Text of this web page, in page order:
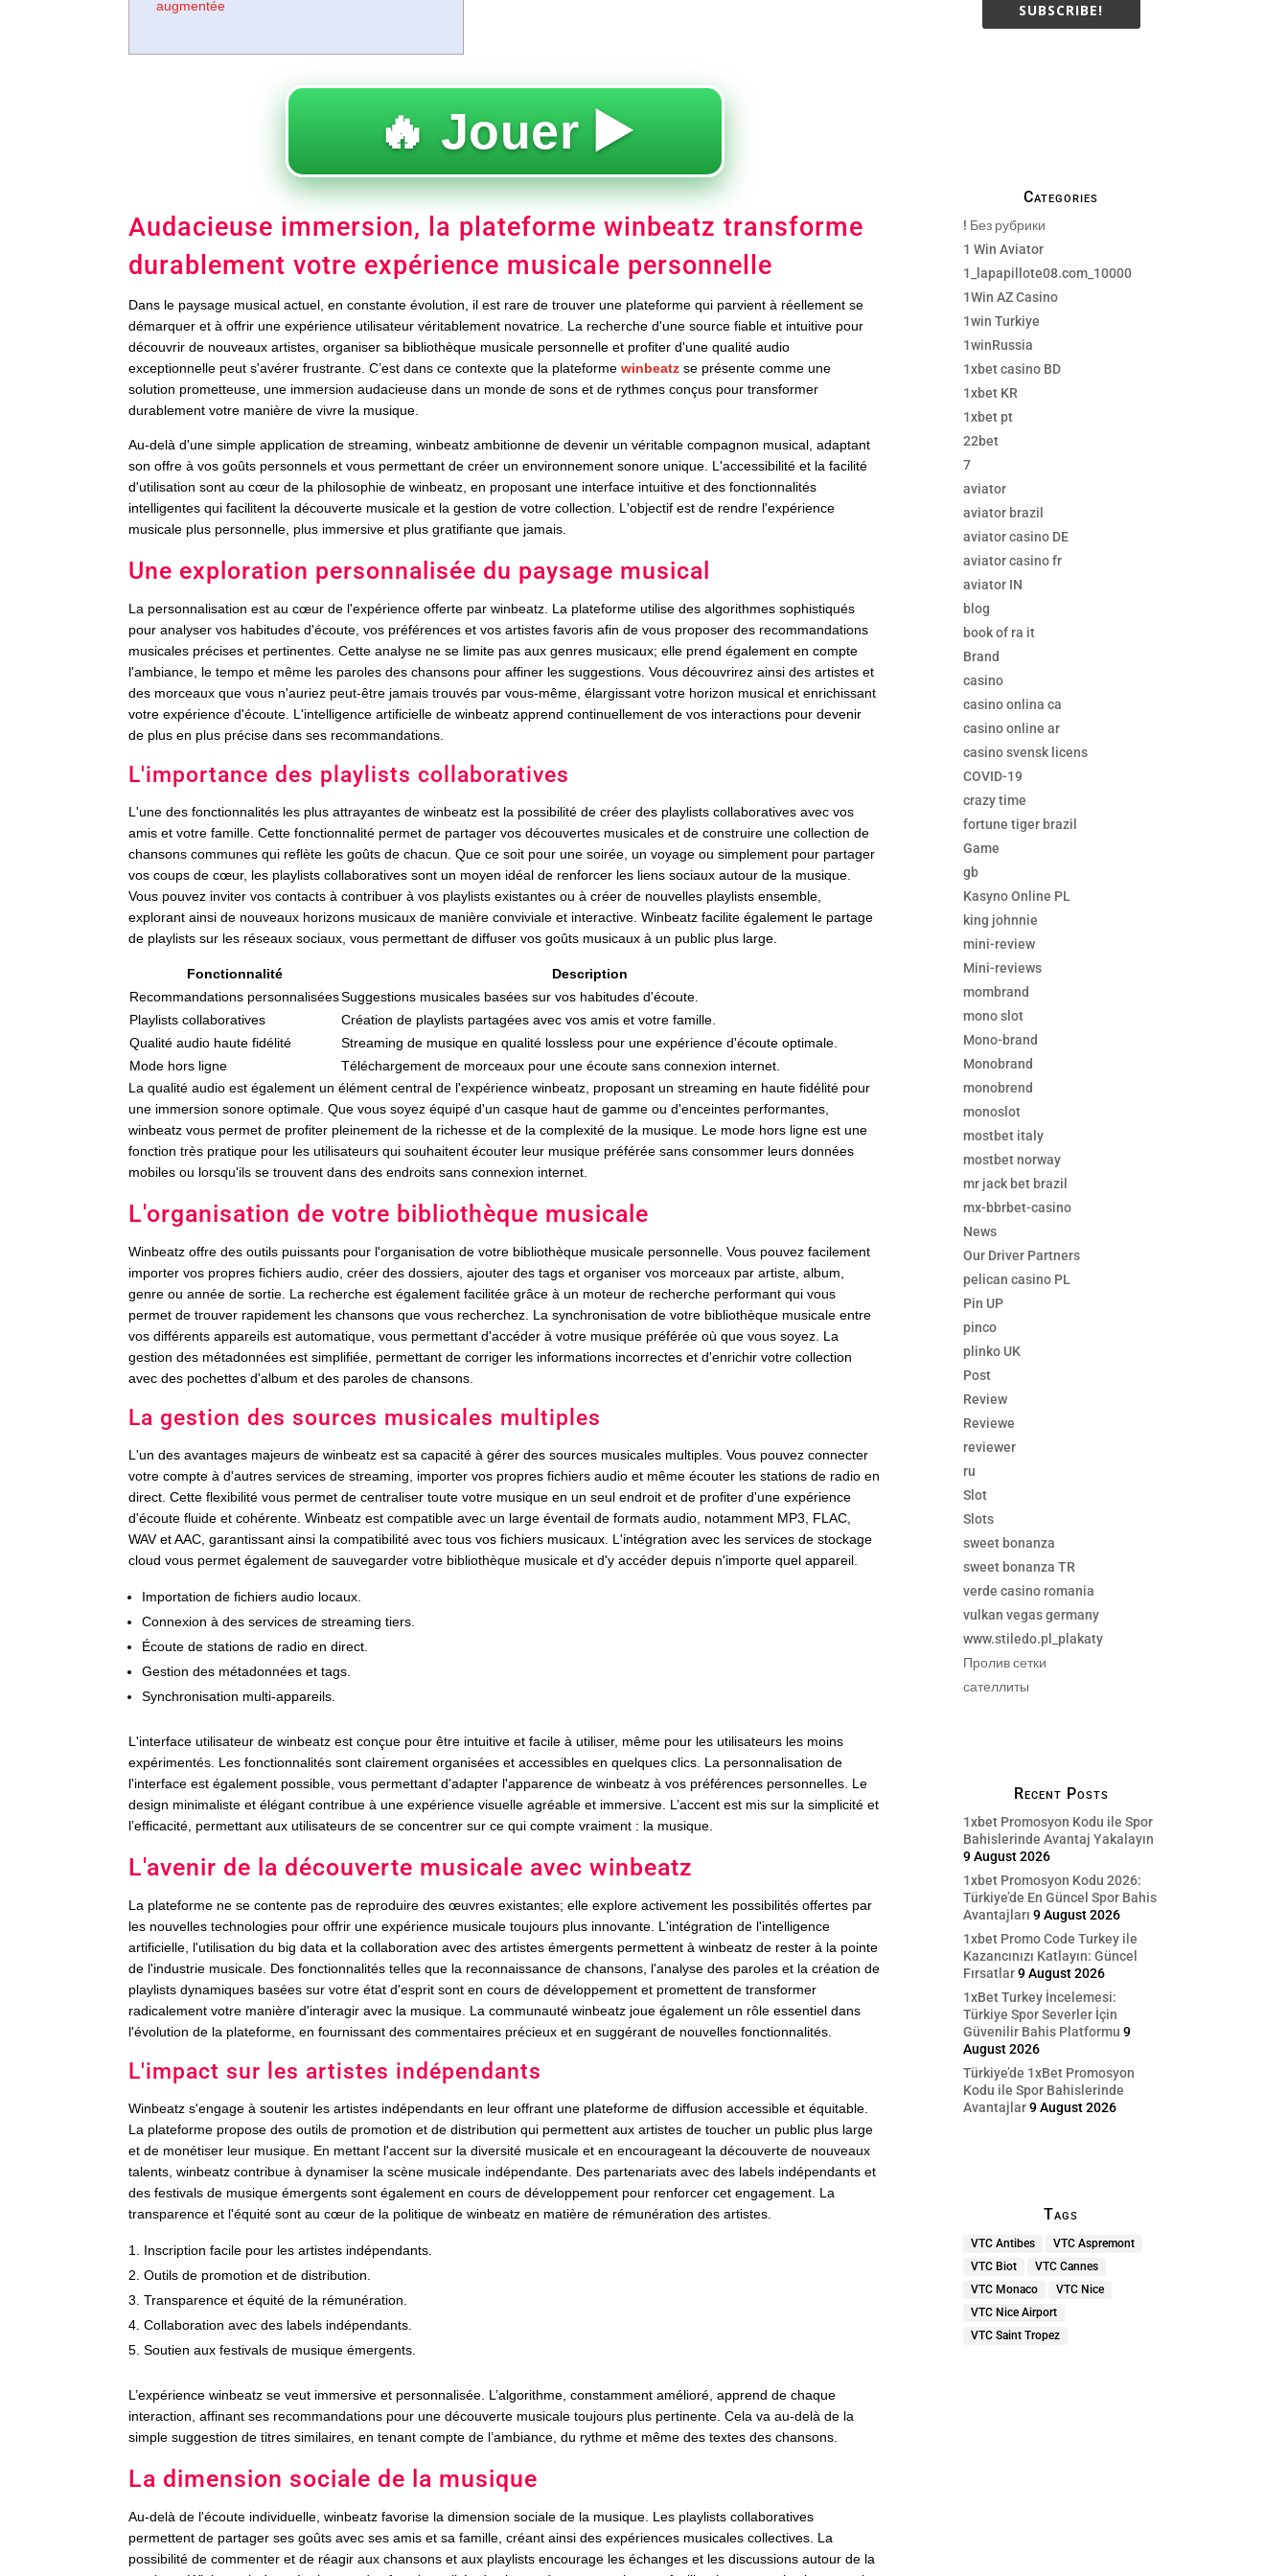
augmentée
🔥 Jouer ▶️
Audacieuse immersion, la plateforme winbeatz transforme
durablement votre expérience musicale personnelle
Dans le paysage musical actuel, en constante évolution, il est rare de trouver une plateforme qui parvient à réellement se
démarquer et à offrir une expérience utilisateur véritablement novatrice. La recherche d'une source fiable et intuitive pour
découvrir de nouveaux artistes, organiser sa bibliothèque musicale personnelle et profiter d'une qualité audio
exceptionnelle peut s'avérer frustrante. C’est dans ce contexte que la plateformewinbeatz se présente comme une
solution prometteuse, une immersion audacieuse dans un monde de sons et de rythmes conçus pour transformer
durablement votre manière de vivre la musique.
Au-delà d'une simple application de streaming, winbeatz ambitionne de devenir un véritable compagnon musical, adaptant
son offre à vos goûts personnels et vous permettant de créer un environnement sonore unique. L'accessibilité et la facilité
d'utilisation sont au cœur de la philosophie de winbeatz, en proposant une interface intuitive et des fonctionnalités
intelligentes qui facilitent la découverte musicale et la gestion de votre collection. L'objectif est de rendre l'expérience
musicale plus personnelle, plus immersive et plus gratifiante que jamais.
Une exploration personnalisée du paysage musical
La personnalisation est au cœur de l'expérience offerte par winbeatz. La plateforme utilise des algorithmes sophistiqués
pour analyser vos habitudes d'écoute, vos préférences et vos artistes favoris afin de vous proposer des recommandations
musicales précises et pertinentes. Cette analyse ne se limite pas aux genres musicaux; elle prend également en compte
l'ambiance, le tempo et même les paroles des chansons pour affiner les suggestions. Vous découvrirez ainsi des artistes et
des morceaux que vous n'auriez peut-être jamais trouvés par vous-même, élargissant votre horizon musical et enrichissant
votre expérience d'écoute. L'intelligence artificielle de winbeatz apprend continuellement de vos interactions pour devenir
de plus en plus précise dans ses recommandations.
L'importance des playlists collaboratives
L'une des fonctionnalités les plus attrayantes de winbeatz est la possibilité de créer des playlists collaboratives avec vos
amis et votre famille. Cette fonctionnalité permet de partager vos découvertes musicales et de construire une collection de
chansons communes qui reflète les goûts de chacun. Que ce soit pour une soirée, un voyage ou simplement pour partager
vos coups de cœur, les playlists collaboratives sont un moyen idéal de renforcer les liens sociaux autour de la musique.
Vous pouvez inviter vos contacts à contribuer à vos playlists existantes ou à créer de nouvelles playlists ensemble,
explorant ainsi de nouveaux horizons musicaux de manière conviviale et interactive. Winbeatz facilite également le partage
de playlists sur les réseaux sociaux, vous permettant de diffuser vos goûts musicaux à un public plus large.
Fonctionnalité
Description
Recommandations personnaliséesSuggestions musicales basées sur vos habitudes d'écoute.
Playlists collaboratives
Création de playlists partagées avec vos amis et votre famille.
Qualité audio haute fidélité
Streaming de musique en qualité lossless pour une expérience d'écoute optimale.
Mode hors ligne
Téléchargement de morceaux pour une écoute sans connexion internet.
La qualité audio est également un élément central de l'expérience winbeatz, proposant un streaming en haute fidélité pour
une immersion sonore optimale. Que vous soyez équipé d'un casque haut de gamme ou d'enceintes performantes,
winbeatz vous permet de profiter pleinement de la richesse et de la complexité de la musique. Le mode hors ligne est une
fonction très pratique pour les utilisateurs qui souhaitent écouter leur musique préférée sans consommer leurs données
mobiles ou lorsqu'ils se trouvent dans des endroits sans connexion internet.
L'organisation de votre bibliothèque musicale
Winbeatz offre des outils puissants pour l'organisation de votre bibliothèque musicale personnelle. Vous pouvez facilement
importer vos propres fichiers audio, créer des dossiers, ajouter des tags et organiser vos morceaux par artiste, album,
genre ou année de sortie. La recherche est également facilitée grâce à un moteur de recherche performant qui vous
permet de trouver rapidement les chansons que vous recherchez. La synchronisation de votre bibliothèque musicale entre
vos différents appareils est automatique, vous permettant d'accéder à votre musique préférée où que vous soyez. La
gestion des métadonnées est simplifiée, permettant de corriger les informations incorrectes et d'enrichir votre collection
avec des pochettes d'album et des paroles de chansons.
La gestion des sources musicales multiples
L'un des avantages majeurs de winbeatz est sa capacité à gérer des sources musicales multiples. Vous pouvez connecter
votre compte à d'autres services de streaming, importer vos propres fichiers audio et même écouter les stations de radio en
direct. Cette flexibilité vous permet de centraliser toute votre musique en un seul endroit et de profiter d'une expérience
d'écoute fluide et cohérente. Winbeatz est compatible avec un large éventail de formats audio, notamment MP3, FLAC,
WAV et AAC, garantissant ainsi la compatibilité avec tous vos fichiers musicaux. L'intégration avec les services de stockage
cloud vous permet également de sauvegarder votre bibliothèque musicale et d'y accéder depuis n'importe quel appareil.
Importation de fichiers audio locaux.
Connexion à des services de streaming tiers.
Écoute de stations de radio en direct.
Gestion des métadonnées et tags.
Synchronisation multi-appareils.
L'interface utilisateur de winbeatz est conçue pour être intuitive et facile à utiliser, même pour les utilisateurs les moins
expérimentés. Les fonctionnalités sont clairement organisées et accessibles en quelques clics. La personnalisation de
l'interface est également possible, vous permettant d'adapter l'apparence de winbeatz à vos préférences personnelles. Le
design minimaliste et élégant contribue à une expérience visuelle agréable et immersive. L’accent est mis sur la simplicité et
l’efficacité, permettant aux utilisateurs de se concentrer sur ce qui compte vraiment : la musique.
L'avenir de la découverte musicale avec winbeatz
La plateforme ne se contente pas de reproduire des œuvres existantes; elle explore activement les possibilités offertes par
les nouvelles technologies pour offrir une expérience musicale toujours plus innovante. L'intégration de l'intelligence
artificielle, l'utilisation du big data et la collaboration avec des artistes émergents permettent à winbeatz de rester à la pointe
de l'industrie musicale. Des fonctionnalités telles que la reconnaissance de chansons, l'analyse des paroles et la création de
playlists dynamiques basées sur votre état d'esprit sont en cours de développement et promettent de transformer
radicalement votre manière d'interagir avec la musique. La communauté winbeatz joue également un rôle essentiel dans
l'évolution de la plateforme, en fournissant des commentaires précieux et en suggérant de nouvelles fonctionnalités.
L'impact sur les artistes indépendants
Winbeatz s'engage à soutenir les artistes indépendants en leur offrant une plateforme de diffusion accessible et équitable.
La plateforme propose des outils de promotion et de distribution qui permettent aux artistes de toucher un public plus large
et de monétiser leur musique. En mettant l'accent sur la diversité musicale et en encourageant la découverte de nouveaux
talents, winbeatz contribue à dynamiser la scène musicale indépendante. Des partenariats avec des labels indépendants et
des festivals de musique émergents sont également en cours de développement pour renforcer cet engagement. La
transparence et l'équité sont au cœur de la politique de winbeatz en matière de rémunération des artistes.
Inscription facile pour les artistes indépendants.
Outils de promotion et de distribution.
Transparence et équité de la rémunération.
Collaboration avec des labels indépendants.
Soutien aux festivals de musique émergents.
L’expérience winbeatz se veut immersive et personnalisée. L’algorithme, constamment amélioré, apprend de chaque
interaction, affinant ses recommandations pour une découverte musicale toujours plus pertinente. Cela va au-delà de la
simple suggestion de titres similaires, en tenant compte de l’ambiance, du rythme et même des textes des chansons.
La dimension sociale de la musique
Au-delà de l'écoute individuelle, winbeatz favorise la dimension sociale de la musique. Les playlists collaboratives
permettent de partager ses goûts avec ses amis et sa famille, créant ainsi des expériences musicales collectives. La
possibilité de commenter et de réagir aux chansons et aux playlists encourage les échanges et les discussions autour de la
SUBSCRIBE!
Categories
! Без рубрики
1 Win Aviator
1_lapapillote08.com_10000
1Win AZ Casino
1win Turkiye
1winRussia
1xbet casino BD
1xbet KR
1xbet pt
22bet
7
aviator
aviator brazil
aviator casino DE
aviator casino fr
aviator IN
blog
book of ra it
Brand
casino
casino onlina ca
casino online ar
casino svensk licens
COVID-19
crazy time
fortune tiger brazil
Game
gb
Kasyno Online PL
king johnnie
mini-review
Mini-reviews
mombrand
mono slot
Mono-brand
Monobrand
monobrend
monoslot
mostbet italy
mostbet norway
mr jack bet brazil
mx-bbrbet-casino
News
Our Driver Partners
pelican casino PL
Pin UP
pinco
plinko UK
Post
Review
Reviewe
reviewer
ru
Slot
Slots
sweet bonanza
sweet bonanza TR
verde casino romania
vulkan vegas germany
www.stiledo.pl_plakaty
Пролив сетки
сателлиты
Recent Posts
1xbet Promosyon Kodu ile Spor
Bahislerinde Avantaj Yakalayın
9 August 2026
1xbet Promosyon Kodu 2026:
Türkiye’de En Güncel Spor Bahis
Avantajları 9 August 2026
1xbet Promo Code Turkey ile
Kazancınızı Katlayın: Güncel
Fırsatlar 9 August 2026
1xBet Turkey İncelemesi:
Türkiye Spor Severler İçin
Güvenilir Bahis Platformu 9
August 2026
Türkiye’de 1xBet Promosyon
Kodu ile Spor Bahislerinde
Avantajlar 9 August 2026
Tags
VTC Antibes
VTC Aspremont
VTC Biot
VTC Cannes
VTC Monaco
VTC Nice
VTC Nice Airport
VTC Saint Tropez